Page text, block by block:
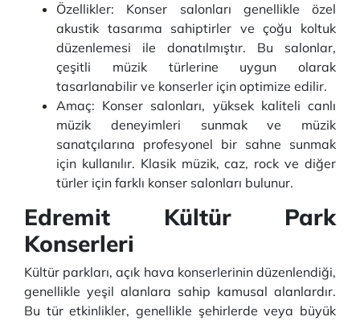
Özellikler: Konser salonları genellikle özel
akustik tasarıma sahiptirler ve çoğu koltuk
düzenlemesi ile donatılmıştır. Bu salonlar,
çeşitli müzik türlerine uygun olarak
tasarlanabilir ve konserler için optimize edilir.
Amaç: Konser salonları, yüksek kaliteli canlı
müzik deneyimleri sunmak ve müzik
sanatçılarına profesyonel bir sahne sunmak
için kullanılır. Klasik müzik, caz, rock ve diğer
türler için farklı konser salonları bulunur.
Edremit Kültür Park
Konserleri
Kültür parkları, açık hava konserlerinin düzenlendiği,
genellikle yeşil alanlara sahip kamusal alanlardır.
Bu tür etkinlikler, genellikle şehirlerde veya büyük